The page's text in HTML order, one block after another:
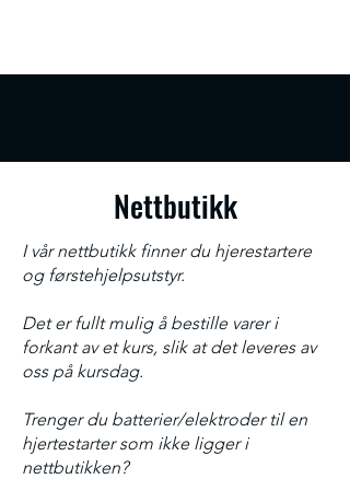
Nettbutikk
I vår nettbutikk finner du hjerestartere
og førstehjelpsutstyr.
Det er fullt mulig å bestille varer i
forkant av et kurs, slik at det leveres av
oss på kursdag.
Trenger du batterier/elektroder til en
hjertestarter som ikke ligger i
nettbutikken?